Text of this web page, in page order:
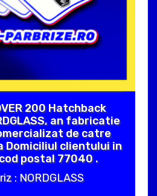
200 Hatchback
an fabricatie
de catre
Domiciliul clientului in
cod postal 77040 .
: NORDGLASS